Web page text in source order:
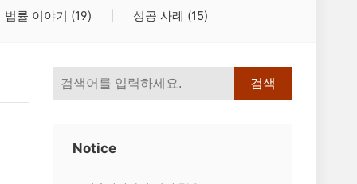
법률 이야기 (19) 성공 사례 (15)
검색
Notice